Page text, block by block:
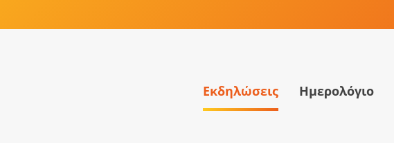
Εκδηλώσεις Ημερολόγιο